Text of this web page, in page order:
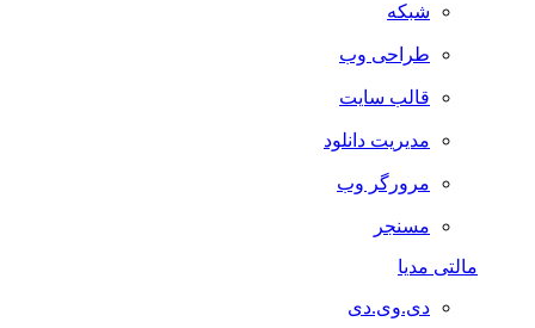
شبکه
طراحی وب
قالب سایت
مدیریت دانلود
مرورگر وب
مسنجر
مالتی مدیا
دی.وی.دی